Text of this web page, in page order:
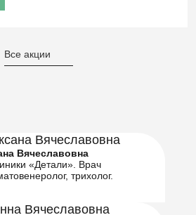
Все акции
Вячеславовна
«Детали». Врач
трихолог.